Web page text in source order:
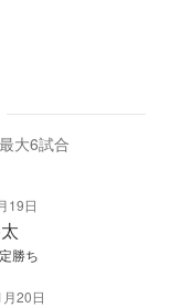
大6試合
19日
勝ち
20日